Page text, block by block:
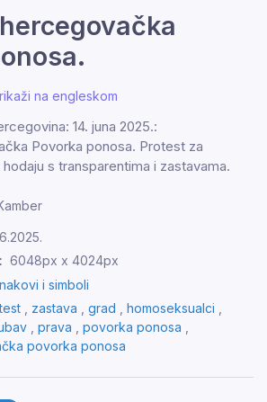
na engleskom
14. juna 2025.:
Povorka ponosa. Protest za
s transparentima i zastavama.
6048px x 4024px
i simboli
zastava grad homoseksualci
prava povorka ponosa
povorka ponosa